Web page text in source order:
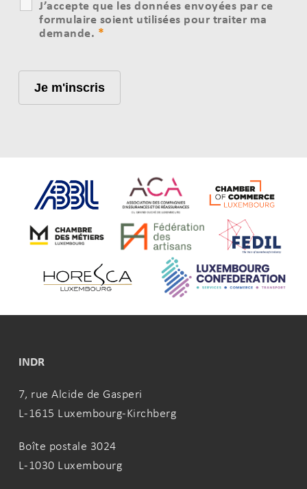
J’accepte que les données envoyées par ce
formulaire soient utilisées pour traiter ma
demande. *
INDR
7, rue Alcide de Gasperi
L-1615 Luxembourg-Kirchberg
Boîte postale 3024
L-1030 Luxembourg